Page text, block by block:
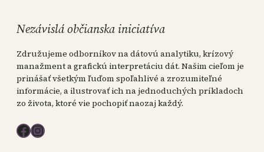
Nezávislá občianska iniciatíva
Združujeme odborníkov na dátovú analytiku, krízový
manažment a grafickú interpretáciu dát. Našim cieľom je
prinášať všetkým ľuďom spoľahlivé a zrozumiteľné
informácie, a ilustrovať ich na jednoduchých príkladoch
zo života, ktoré vie pochopiť naozaj každý.
Facebook Instagram